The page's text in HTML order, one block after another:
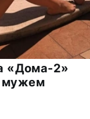
«Дома-2»
мужем